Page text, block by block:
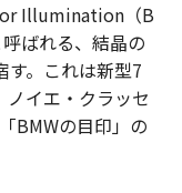
Illumination（B
ばれる、結晶の
す。これは新型7
イエ・クラッセ
BMWの目印」の